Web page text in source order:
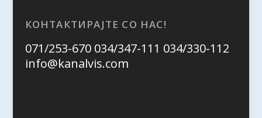
КОНТАКТИРАЈТЕ СО НАС!
071/253-670 034/347-111 034/330-112
info@kanalvis.com